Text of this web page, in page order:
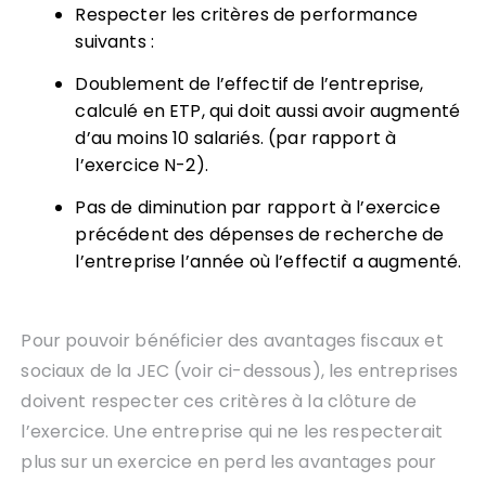
Respecter les critères de performance
suivants :
Doublement de l’effectif de l’entreprise,
calculé en ETP, qui doit aussi avoir augmenté
d’au moins 10 salariés. (par rapport à
l’exercice N-2).
Pas de diminution par rapport à l’exercice
précédent des dépenses de recherche de
l’entreprise l’année où l’effectif a augmenté.
Pour pouvoir bénéficier des avantages fiscaux et
sociaux de la JEC (voir ci-dessous), les entreprises
doivent respecter ces critères à la clôture de
l’exercice. Une entreprise qui ne les respecterait
plus sur un exercice en perd les avantages pour